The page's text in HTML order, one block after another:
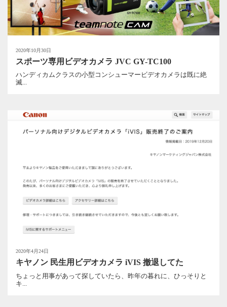
2020年10月30日
スポーツ専用ビデオカメラ JVC GY-TC100
ハンディカムクラスの小型コンシューマービデオカメラは既に絶
滅...
2020年4月24日
キヤノン 民生用ビデオカメラ iVIS 撤退してた
ちょっと用事があって探していたら、昨年の暮れに、ひっそりと
キ...